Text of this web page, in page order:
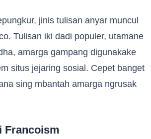
jinis tulisan anyar muncul
Tulisan iki dadi populer, utamane
amarga gampang digunakake
situs jejaring sosial. Cepet banget
sing mbantah amarga ngrusak
Francoism